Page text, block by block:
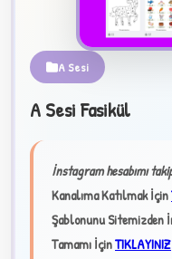
✧
A Sesi
A Sesi Fasikül
İnstagram hesabımı
Kanalıma Katılmak İçin
Şablonunu Sitemizden
Tamamı İçinTIKLAYINIZ